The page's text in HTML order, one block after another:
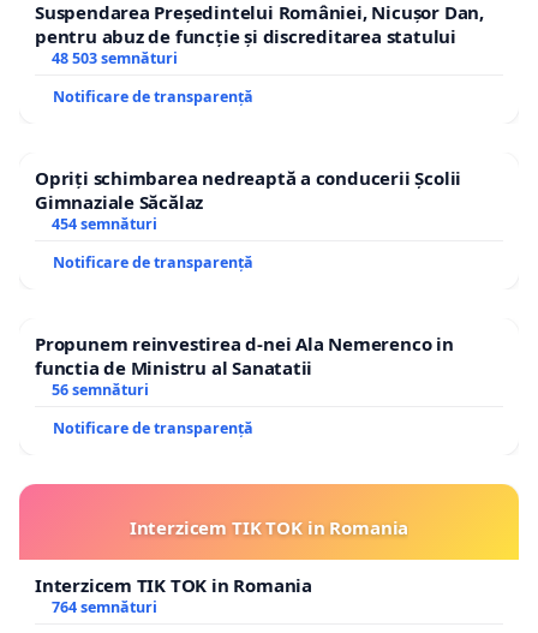
Suspendarea Președintelui României, Nicușor Dan,
pentru abuz de funcție și discreditarea statului
48 503 semnături
Notificare de transparență
Opriți schimbarea nedreaptă a conducerii Școlii
Gimnaziale Săcălaz
454 semnături
Notificare de transparență
Propunem reinvestirea d-nei Ala Nemerenco in
functia de Ministru al Sanatatii
56 semnături
Notificare de transparență
Interzicem TIK TOK in Romania
Interzicem TIK TOK in Romania
764 semnături